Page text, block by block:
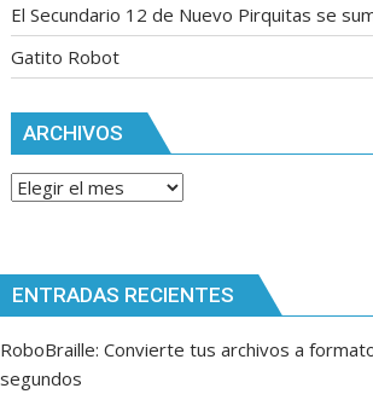
El Secundario 12 de Nuevo Pirquitas se
Gatito Robot
ARCHIVOS
Archivos
ENTRADAS RECIENTES
RoboBraille: Convierte tus archivos a
segundos